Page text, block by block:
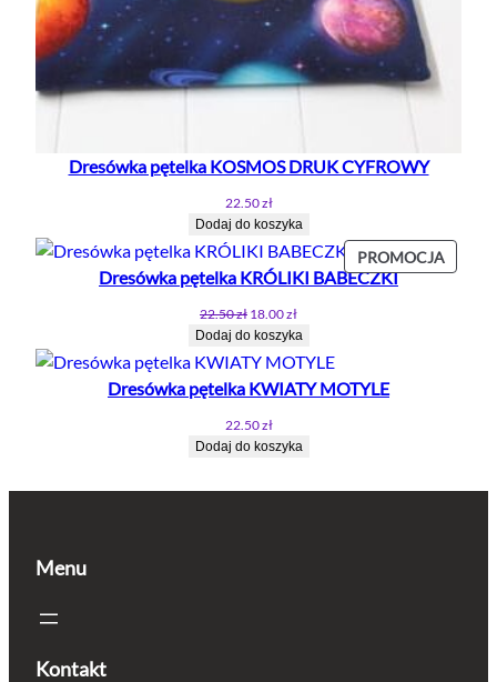
Dresówka pętelka KOSMOS DRUK CYFROWY
22.50zł
Dodaj do koszyka
PROMOCJA
W
Dresówka pętelka KRÓLIKI BABECZKI
22.50zł Pierwotna
cena
wynosiła:
22.50 zł.
18.00złAktualna
cena
wynosi:
18.00 zł.
Dodaj do koszyka
Dresówka pętelka KWIATY MOTYLE
22.50zł
Dodaj do koszyka
Menu
Kontakt